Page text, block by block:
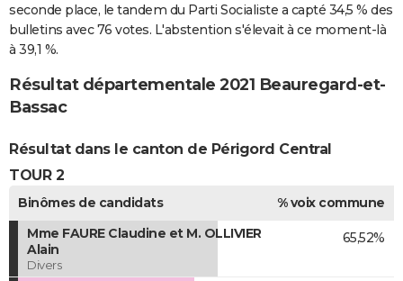
seconde place, le tandem du Parti Socialiste a capté 34,5 % des
bulletins avec 76 votes. L'abstention s'élevait à ce moment-là
à 39,1 %.
Résultat départementale 2021 Beauregard-et-
Bassac
Résultat dans le canton de Périgord Central
TOUR 2
Binômes de candidats
% voix commune
Mme FAURE Claudine et M. OLLIVIER
Alain
Divers
65,52%